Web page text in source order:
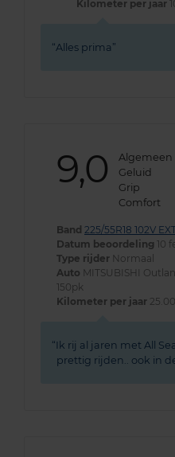
Kilometer per jaar
Alles prima
9,0 Algemeen
Geluid
Grip
Comfort
Band 225/55R18 102V
Datum beoordeling 10
Type rijder Normaal
Auto MITSUBISHI
150pk
Kilometer per jaar
Ik rij al jaren met All
prettig rijden.. ook in